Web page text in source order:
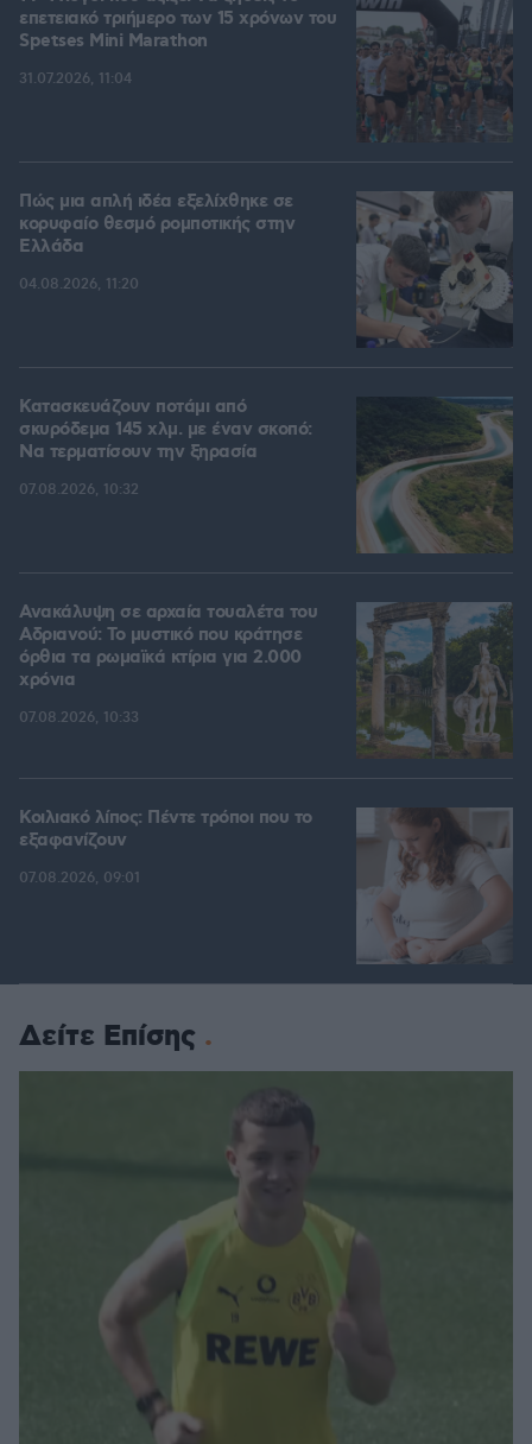
επετειακό τριήμερο των 15 χρόνων του
Spetses Mini Marathon
31.07.2026, 11:04
Πώς μια απλή ιδέα εξελίχθηκε σε
κορυφαίο θεσμό ρομποτικής στην
Ελλάδα
04.08.2026, 11:20
Κατασκευάζουν ποτάμι από
σκυρόδεμα 145 χλμ. με έναν σκοπό:
Να τερματίσουν την ξηρασία
07.08.2026, 10:32
Ανακάλυψη σε αρχαία τουαλέτα του
Αδριανού: Το μυστικό που κράτησε
όρθια τα ρωμαϊκά κτίρια για 2.000
χρόνια
07.08.2026, 10:33
Κοιλιακό λίπος: Πέντε τρόποι που το
εξαφανίζουν
07.08.2026, 09:01
Δείτε Επίσης